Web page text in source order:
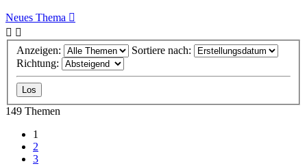
Neues Thema
Anzeigen:
Sortiere nach:
Richtung:
149 Themen
1
2
3